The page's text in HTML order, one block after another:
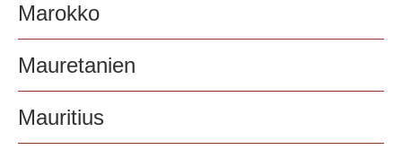
Marokko
Mauretanien
Mauritius